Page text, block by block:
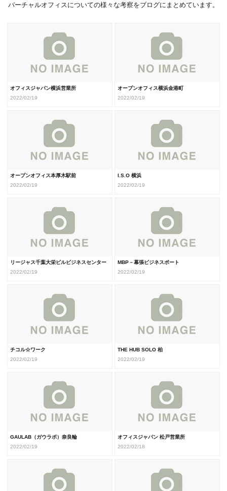
バーチャルオフィスについての様々な考察をブログにまとめています。
オフィスジャパン横浜営業所
2022/02/19
オープンオフィス横浜金港町
2022/02/19
オープンオフィス本厚木駅前
2022/02/19
I.S.O 横浜
2022/02/19
リージャス千葉大栄ビルビジネスセンター
2022/02/19
MBP－幕張ビジネスポート
2022/02/19
チコル☆ワーク
2022/02/19
THE HUB SOLO 柏
2022/02/19
GAULAB（ガウラボ）奈良輪
2022/02/19
オフィスジャパン 松戸営業所
2022/02/18